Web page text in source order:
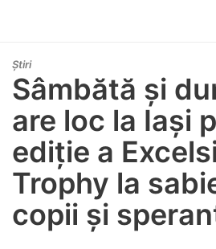
Știri
Sâmbătă și
are loc la Iași
ediție a
Trophy la
copii și